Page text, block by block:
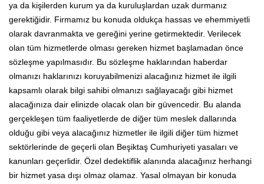
ya da kişilerden kurum ya da kuruluşlardan uzak durmanız
gerektiğidir. Firmamız bu konuda oldukça hassas ve ehemmiyetli
olarak davranmakta ve gereğini yerine getirmektedir. Verilecek
olan tüm hizmetlerde olması gereken hizmet başlamadan önce
sözleşme yapılmasıdır. Bu sözleşme haklarından haberdar
olmanızı haklarınızı koruyabilmenizi alacağınız hizmet ile ilgili
kapsamlı olarak bilgi sahibi olmanızı sağlayacağı gibi hizmet
alacağınıza dair elinizde olacak olan bir güvencedir. Bu alanda
gerçekleşen tüm faaliyetlerde de diğer tüm meslek dallarında
olduğu gibi veya alacağınız hizmetler ile ilgili diğer tüm hizmet
sektörlerinde de geçerli olan Beşiktaş Cumhuriyeti yasaları ve
kanunları geçerlidir. Özel dedektiflik alanında alacağınız herhangi
bir hizmet yasa dışı olmaz olamaz. Yasal olmayan bir konuda